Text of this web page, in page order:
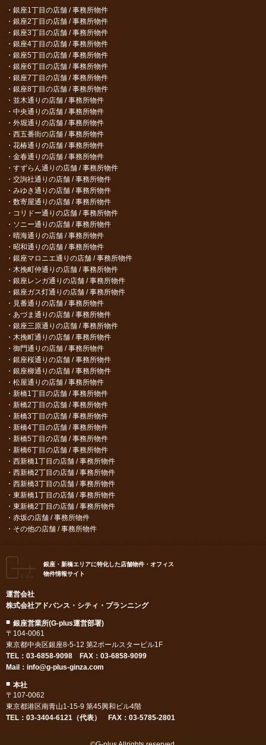
銀座1丁目の店舗 / 事務所物件
銀座2丁目の店舗 / 事務所物件
銀座3丁目の店舗 / 事務所物件
銀座4丁目の店舗 / 事務所物件
銀座5丁目の店舗 / 事務所物件
銀座6丁目の店舗 / 事務所物件
銀座7丁目の店舗 / 事務所物件
銀座8丁目の店舗 / 事務所物件
並木通りの店舗 / 事務所物件
中央通りの店舗 / 事務所物件
外堀通りの店舗 / 事務所物件
西五番街の店舗 / 事務所物件
花椿通りの店舗 / 事務所物件
金春通りの店舗 / 事務所物件
すずらん通りの店舗 / 事務所物件
交詢社通りの店舗 / 事務所物件
みゆき通りの店舗 / 事務所物件
数寄屋通りの店舗 / 事務所物件
コリドー通りの店舗 / 事務所物件
ソニー通りの店舗 / 事務所物件
晴海通りの店舗 / 事務所物件
昭和通りの店舗 / 事務所物件
銀座マロニエ通りの店舗 / 事務所物件
木挽町仲通りの店舗 / 事務所物件
銀座レンガ通りの店舗 / 事務所物件
銀座ガス灯通りの店舗 / 事務所物件
見番通りの店舗 / 事務所物件
あづま通りの店舗 / 事務所物件
銀座三原通りの店舗 / 事務所物件
木挽町通りの店舗 / 事務所物件
御門通りの店舗 / 事務所物件
銀座桜通りの店舗 / 事務所物件
銀座柳通りの店舗 / 事務所物件
松屋通りの店舗 / 事務所物件
新橋1丁目の店舗 / 事務所物件
新橋2丁目の店舗 / 事務所物件
新橋3丁目の店舗 / 事務所物件
新橋4丁目の店舗 / 事務所物件
新橋5丁目の店舗 / 事務所物件
新橋6丁目の店舗 / 事務所物件
西新橋1丁目の店舗 / 事務所物件
西新橋2丁目の店舗 / 事務所物件
西新橋3丁目の店舗 / 事務所物件
東新橋1丁目の店舗 / 事務所物件
東新橋2丁目の店舗 / 事務所物件
赤坂の店舗 / 事務所物件
その他の店舗 / 事務所物件
銀座・新橋エリアに特化した店舗物件・オフィス
物件情報サイト
運営会社
株式会社アドバンス・シティ・プランニング
銀座営業所(G-plus運営部署)
〒104-0061
東京都中央区銀座8-5-12 第2ポールスタービル1F
TEL： 03-6858-9098 FAX：03-6858-9099
Mail： info@g-plus-ginza.com
本社
〒107-0062
東京都港区南青山1-15-9 第45興和ビル4階
TEL：03-3404-6121（代表） FAX：03-5785-2801